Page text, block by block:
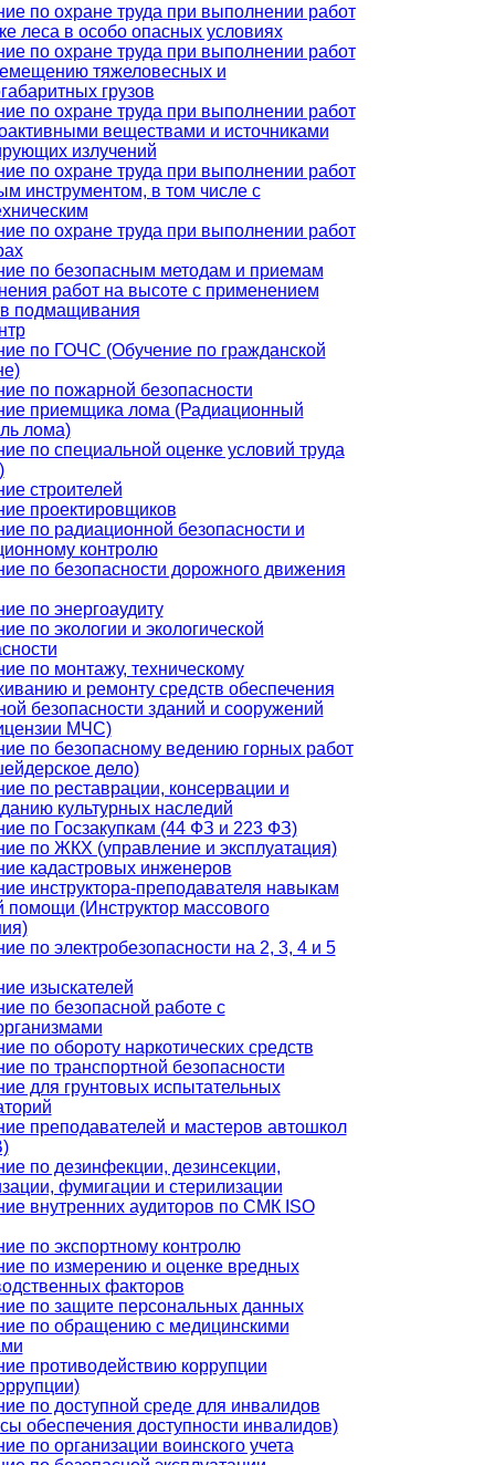
по охране труда при выполнении работ
леса в особо опасных условиях
по охране труда при выполнении работ
тяжеловесных и
грузов
по охране труда при выполнении работ
веществами и источниками
излучений
по охране труда при выполнении работ
инструментом, в том числе с
по охране труда при выполнении работ
по безопасным методам и приемам
работ на высоте с применением
подмащивания
по ГОЧС (Обучение по гражданской
по пожарной безопасности
приемщика лома (Радиационный
лома)
по специальной оценке условий труда
строителей
проектировщиков
по радиационной безопасности и
контролю
по безопасности дорожного движения
по энергоаудиту
по экологии и экологической
по монтажу, техническому
и ремонту средств обеспечения
безопасности зданий и сооружений
МЧС)
по безопасному ведению горных работ
дело)
по реставрации, консервации и
культурных наследий
по Госзакупкам (44 ФЗ и 223 ФЗ)
по ЖКХ (управление и эксплуатация)
кадастровых инженеров
инструктора-преподавателя навыкам
помощи (Инструктор массового
по электробезопасности на 2, 3, 4 и 5
изыскателей
по безопасной работе с
по обороту наркотических средств
по транспортной безопасности
для грунтовых испытательных
преподавателей и мастеров автошкол
по дезинфекции, дезинсекции,
фумигации и стерилизации
внутренних аудиторов по СМК ISO
по экспортному контролю
по измерению и оценке вредных
факторов
по защите персональных данных
по обращению с медицинскими
противодействию коррупции
по доступной среде для инвалидов
обеспечения доступности инвалидов)
по организации воинского учета